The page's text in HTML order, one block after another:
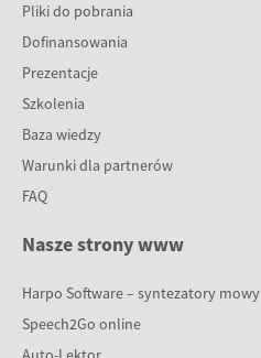
Pliki do pobrania
Dofinansowania
Prezentacje
Szkolenia
Baza wiedzy
Warunki dla partnerów
FAQ
Nasze strony www
Harpo Software – syntezatory mowy
Speech2Go online